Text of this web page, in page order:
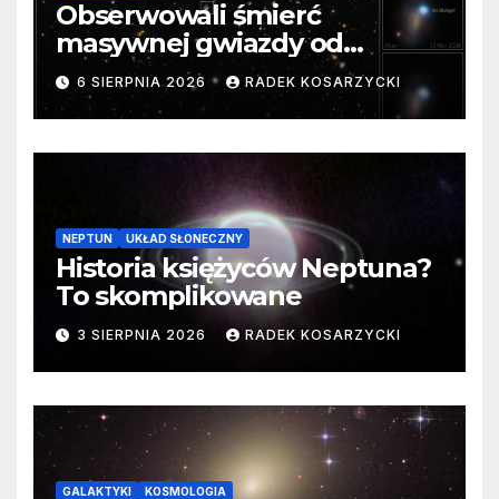
Obserwowali śmierć
masywnej gwiazdy od
samego początku. Niezwykle
cenne dane
6 SIERPNIA 2026 RADEK KOSARZYCKI
NEPTUN UKŁAD SŁONECZNY
Historia księżyców Neptuna?
To skomplikowane
3 SIERPNIA 2026 RADEK KOSARZYCKI
GALAKTYKI KOSMOLOGIA